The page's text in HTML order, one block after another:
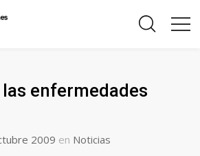
enfermedades
2009 en Noticias